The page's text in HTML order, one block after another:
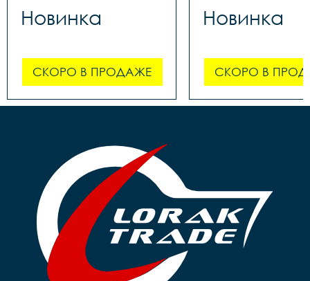
Новинка
СКОРО В ПРОДАЖЕ
Новинка
СКОРО В